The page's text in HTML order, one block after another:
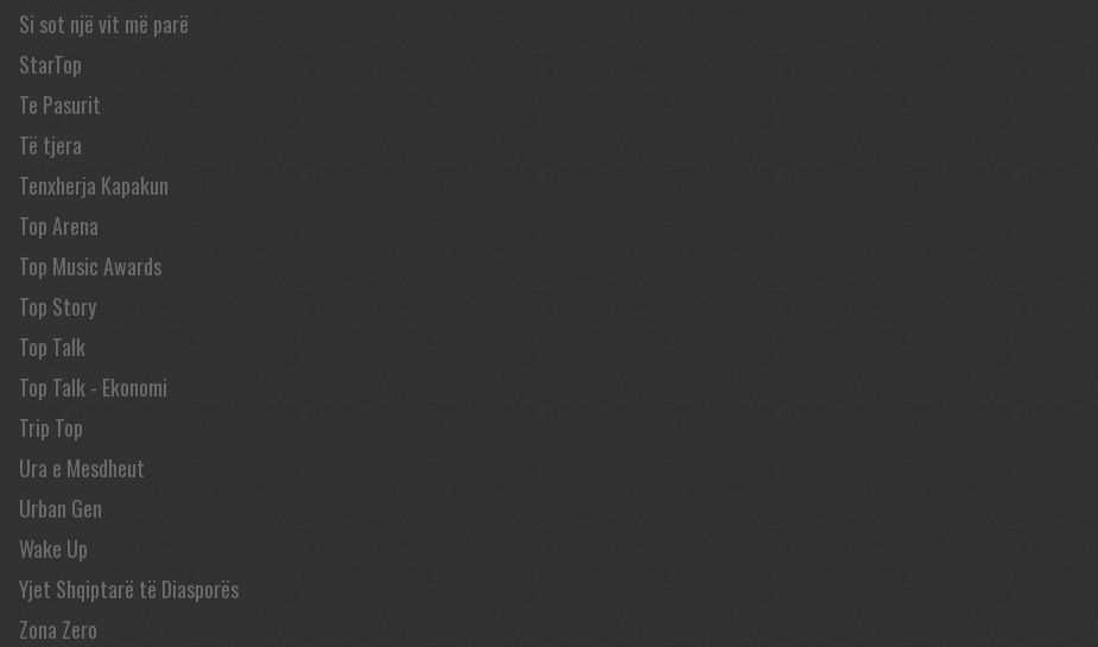
Si sot një vit më parë
StarTop
Te Pasurit
Të tjera
Tenxherja Kapakun
Top Arena
Top Music Awards
Top Story
Top Talk
Top Talk - Ekonomi
Trip Top
Ura e Mesdheut
Urban Gen
Wake Up
Yjet Shqiptarë të Diasporës
Zona Zero